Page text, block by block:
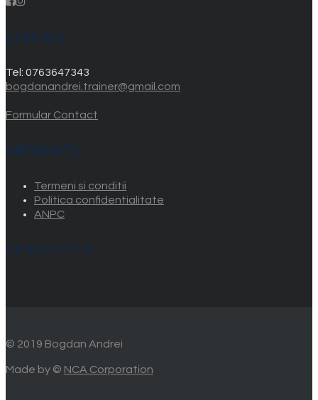
CONTACT
Tel: 0763647343
bogdanandrei.trainer@gmail.com
Formular Contact
INFORMATII
Termeni si conditii
Politica confidentialitate
ANPC
NEWSLETTER
© 2019 Bogdan Andrei
Made by © NCA Corporation